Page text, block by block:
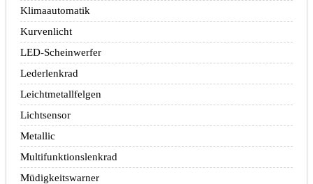
Klimaautomatik
Kurvenlicht
LED-Scheinwerfer
Lederlenkrad
Leichtmetallfelgen
Lichtsensor
Metallic
Multifunktionslenkrad
Müdigkeitswarner